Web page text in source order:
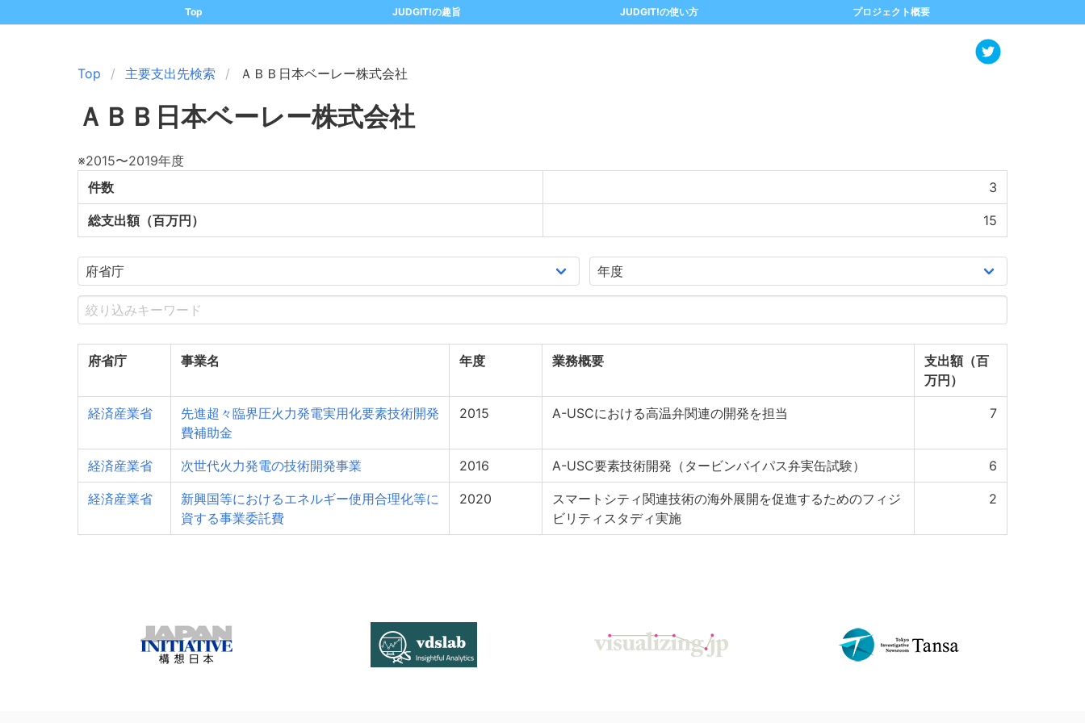
Top JUDGIT!の趣旨 JUDGIT!の使い方 プロジェクト概要
Top 主要支出先検索 ＡＢＢ日本ベーレー株式会社
ＡＢＢ日本ベーレー株式会社
※2015〜2019年度
件数
3
総支出額（百万円） 15
府省庁 事業名 年度 業務概要
支出額（百
万円）
経済産業省
先進超々臨界圧火力発電実用化要素技術開発
費補助金
2015 A-USCにおける高温弁関連の開発を担当 7
経済産業省 次世代火力発電の技術開発事業 2016 A-USC要素技術開発（タービンバイパス弁実缶試験） 6
経済産業省
新興国等におけるエネルギー使用合理化等に
資する事業委託費
2020
スマートシティ関連技術の海外展開を促進するためのフィジ
ビリティスタディ実施
2